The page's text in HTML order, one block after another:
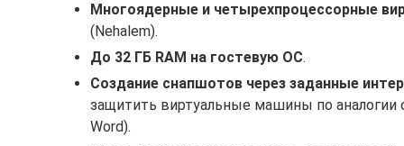
Многоядерные и четырехпроцессорные
(Nehalem).
До 32 ГБ RAM на гостевую ОС.
Создание снапшотов через заданные
защитить виртуальные машины по
Word).